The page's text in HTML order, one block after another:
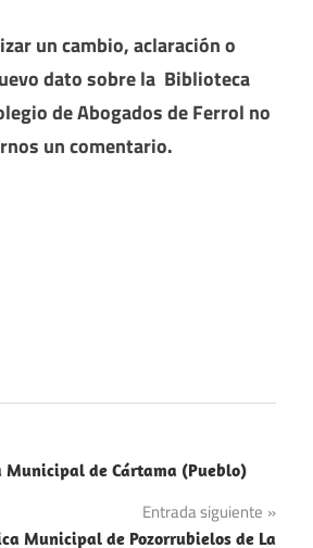
un cambio, aclaración o
dato sobre la Biblioteca
de Abogados de Ferrol no
un comentario.
de Cártama (Pueblo)
Entrada siguiente
Municipal de Pozorrubielos de La